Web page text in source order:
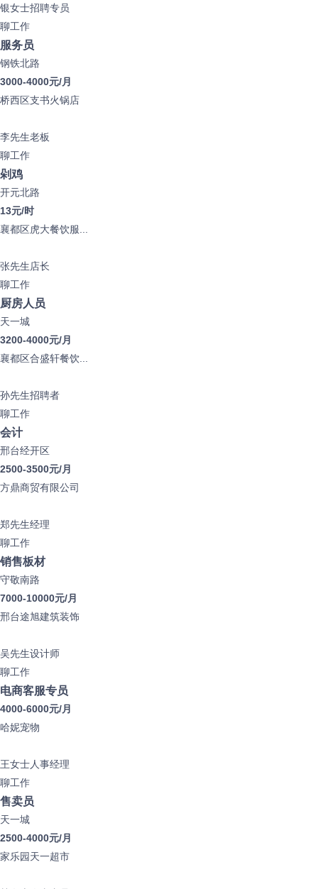
银女士招聘专员
聊工作
服务员
钢铁北路
3000-4000元/月
桥西区支书火锅店
李先生老板
聊工作
剁鸡
开元北路
13元/时
襄都区虎大餐饮服...
张先生店长
聊工作
厨房人员
天一城
3200-4000元/月
襄都区合盛轩餐饮...
孙先生招聘者
聊工作
会计
邢台经开区
2500-3500元/月
方鼎商贸有限公司
郑先生经理
聊工作
销售板材
守敬南路
7000-10000元/月
邢台途旭建筑装饰
吴先生设计师
聊工作
电商客服专员
4000-6000元/月
哈妮宠物
王女士人事经理
聊工作
售卖员
天一城
2500-4000元/月
家乐园天一超市